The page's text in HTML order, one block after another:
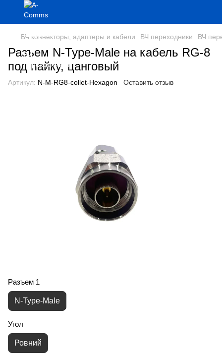
ВЧ коннекторы, адаптеры и кабели ВЧ переходники ВЧ
Разъем N-Type-Male на кабель RG-8
под пайку, цанговый
Артикул: N-M-RG8-collet-Hexagon Оставить отзыв
Разъем 1
N-Type-Male
Угол
Ровний